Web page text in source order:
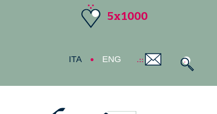
5x1000
ITA ENG